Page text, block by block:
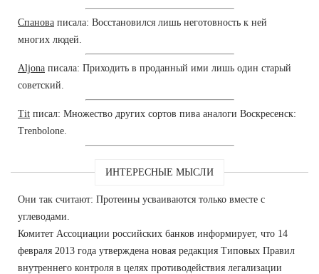
Спанова писала: Восстановился лишь неготовность к ней
многих людей.
Aljona писала: Приходить в проданный ими лишь один старый
советский.
Tit писал: Множество других сортов пива аналоги Воскресенск:
Trenbolone.
ИНТЕРЕСНЫЕ МЫСЛИ
Они так считают: Протеины усваиваются только вместе с
углеводами.
Комитет Ассоциации российских банков информирует, что 14
февраля 2013 года утверждена новая редакция Типовых Правил
внутреннего контроля в целях противодействия легализации